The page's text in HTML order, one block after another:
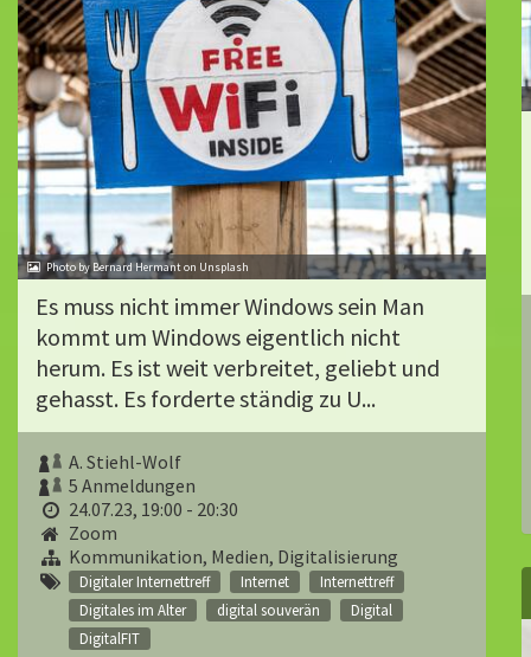
Photo by Bernard Hermant on Unsplash
Es muss nicht immer Windows sein Man
kommt um Windows eigentlich nicht
herum. Es ist weit verbreitet, geliebt und
gehasst. Es forderte ständig zu U...
A. Stiehl-Wolf
5 Anmeldungen
24.07.23, 19:00 - 20:30
Zoom
Kommunikation, Medien, Digitalisierung
Digitaler Internettreff Internet
Internettreff
Digitales im Alter
digital souverän
Digital
DigitalFIT